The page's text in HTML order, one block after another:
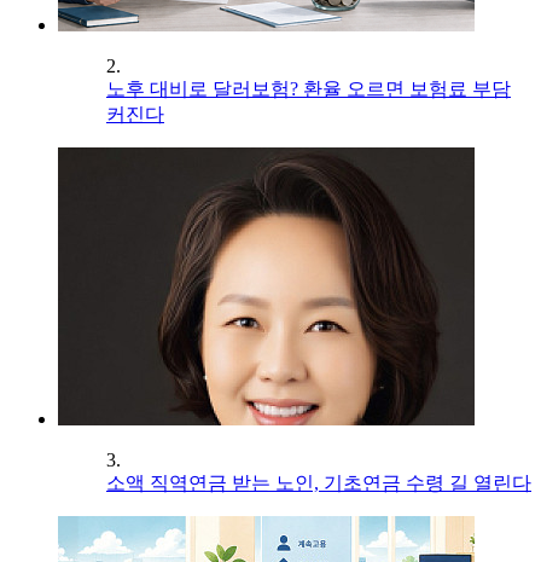
2.
노후 대비로 달러보험? 환율 오르면 보험료 부담
커진다
3.
소액 직역연금 받는 노인, 기초연금 수령 길 열린다